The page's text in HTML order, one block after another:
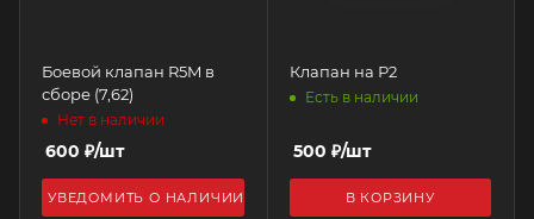
Боевой клапан R5M в
сборе (7,62)
Нет в наличии
600 ₽/шт
УВЕДОМИТЬ О НАЛИЧИИ
Клапан на Р2
Есть в наличии
500 ₽/шт
В КОРЗИНУ